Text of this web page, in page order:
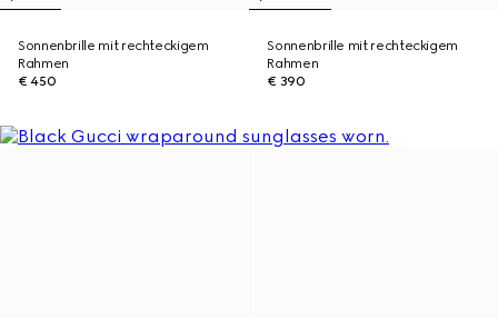
Sonnenbrille mit rechteckigem
Rahmen
€ 450
Sonnenbrille mit rechteckigem
Rahmen
€ 390